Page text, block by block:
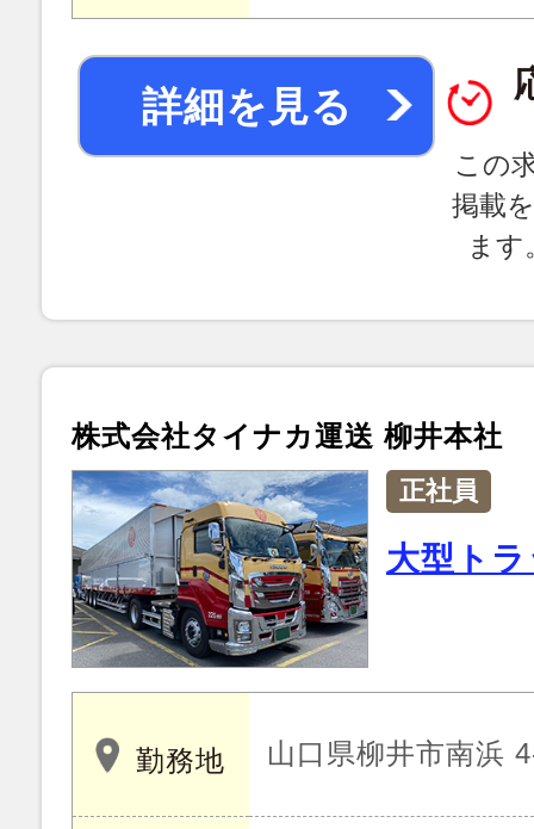
詳細を見る
この
掲載
ま
株式会社タイナカ運送 柳井本社
正社員
大型ト
勤務地 山口県柳井市南浜